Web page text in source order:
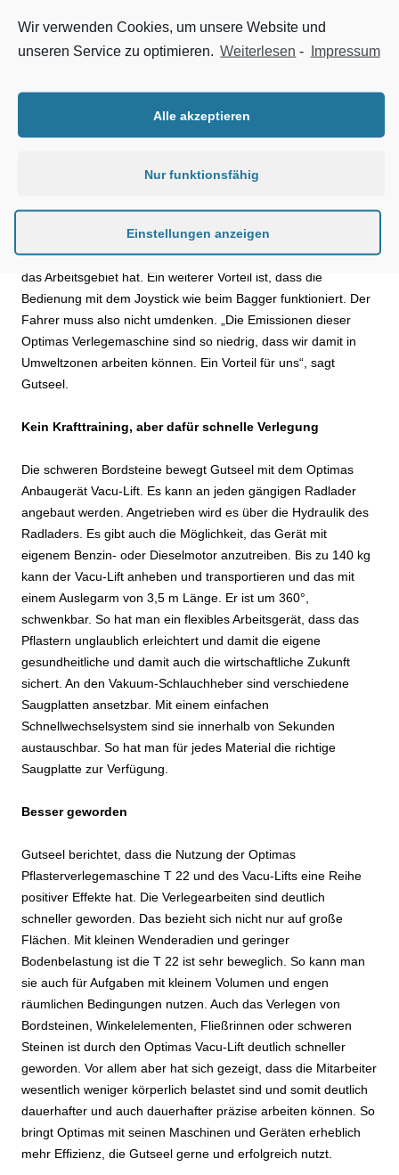
Arbeits- bzw. Fahrgebiet. Nur 2.000 mm Höhe und 1.200 mm
Zufahrten zu arbeiten. Der äußere Wenderadius von 1.900
und bewegen. Zur guten Manövrierbarkeit kommt auch eine
bei der T22 auf Fahrgestellhöhe angebracht und er hat eine V-
eingeschränkter Gesamthöhe arbeiten und er sieht immer die
Anlegekante. Die Auslegerkonstruktion ist so gestaltet, dass
man von der Fahrerkabine aus keine Sichteinschränkung auf
das Arbeitsgebiet hat. Ein weiterer Vorteil ist, dass die
Bedienung mit dem Joystick wie beim Bagger funktioniert. Der
Fahrer muss also nicht umdenken. „Die Emissionen dieser
Optimas Verlegemaschine sind so niedrig, dass wir damit in
Umweltzonen arbeiten können. Ein Vorteil für uns“, sagt
Gutseel.
Kein Krafttraining, aber dafür schnelle Verlegung
Die schweren Bordsteine bewegt Gutseel mit dem Optimas
Anbaugerät Vacu-Lift. Es kann an jeden gängigen Radlader
angebaut werden. Angetrieben wird es über die Hydraulik des
Radladers. Es gibt auch die Möglichkeit, das Gerät mit
eigenem Benzin- oder Dieselmotor anzutreiben. Bis zu 140 kg
kann der Vacu-Lift anheben und transportieren und das mit
einem Auslegarm von 3,5 m Länge. Er ist um 360°,
schwenkbar. So hat man ein flexibles Arbeitsgerät, dass das
Pflastern unglaublich erleichtert und damit die eigene
gesundheitliche und damit auch die wirtschaftliche Zukunft
sichert. An den Vakuum-Schlauchheber sind verschiedene
Saugplatten ansetzbar. Mit einem einfachen
Schnellwechselsystem sind sie innerhalb von Sekunden
austauschbar. So hat man für jedes Material die richtige
Saugplatte zur Verfügung.
Besser geworden
Gutseel berichtet, dass die Nutzung der Optimas
Pflasterverlegemaschine T 22 und des Vacu-Lifts eine Reihe
positiver Effekte hat. Die Verlegearbeiten sind deutlich
schneller geworden. Das bezieht sich nicht nur auf große
Flächen. Mit kleinen Wenderadien und geringer
Bodenbelastung ist die T 22 ist sehr beweglich. So kann man
sie auch für Aufgaben mit kleinem Volumen und engen
räumlichen Bedingungen nutzen. Auch das Verlegen von
Bordsteinen, Winkelelementen, Fließrinnen oder schweren
Steinen ist durch den Optimas Vacu-Lift deutlich schneller
geworden. Vor allem aber hat sich gezeigt, dass die Mitarbeiter
wesentlich weniger körperlich belastet sind und somit deutlich
dauerhafter und auch dauerhafter präzise arbeiten können. So
bringt Optimas mit seinen Maschinen und Geräten erheblich
mehr Effizienz, die Gutseel gerne und erfolgreich nutzt.
Wir verwenden Cookies, um unsere Website und
unseren Service zu optimieren. Weiterlesen - Impressum
Alle akzeptieren
Nur funktionsfähig
Einstellungen anzeigen